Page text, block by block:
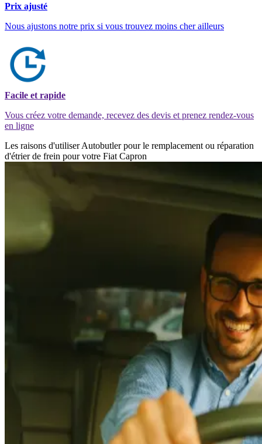
Prix ajusté
Nous ajustons notre prix si vous trouvez moins cher ailleurs
Facile et rapide
Vous créez votre demande, recevez des devis et prenez rendez-vous
en ligne
Les raisons d'utiliser Autobutler pour le remplacement ou réparation
d'étrier de frein pour votre Fiat Capron